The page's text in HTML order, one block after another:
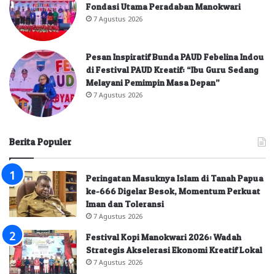
Fondasi Utama Peradaban Manokwari
7 Agustus 2026
Pesan Inspiratif Bunda PAUD Febelina Indou
di Festival PAUD Kreatif: “Ibu Guru Sedang
Melayani Pemimpin Masa Depan”
7 Agustus 2026
Berita Populer
Peringatan Masuknya Islam di Tanah Papua
ke-666 Digelar Besok, Momentum Perkuat
Iman dan Toleransi
7 Agustus 2026
Festival Kopi Manokwari 2026: Wadah
Strategis Akselerasi Ekonomi Kreatif Lokal
7 Agustus 2026